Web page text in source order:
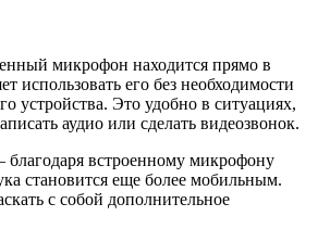
микрофон находится прямо в
использовать его без необходимости
устройства. Это удобно в ситуациях,
аудио или сделать видеозвонок.
встроенному микрофону
становится еще более мобильным.
с собой дополнительное